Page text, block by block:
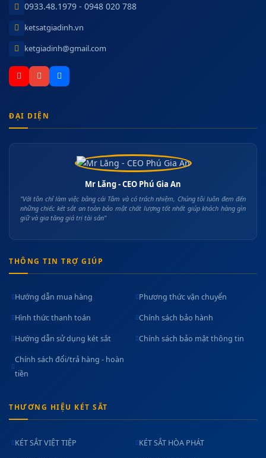
0933.48.1979 - 0948 020 788
ketsatgiadinh.vn
ketgiadinh@gmail.com
ĐẠI DIỆN
Mr Lăng - CEO Phú Gia An
"Với tôn chỉ làm việc bằng cái Tâm và có trách nhiệm, Chúng tôi luôn đem đến
những chiếc két sắt an toàn bảo mật chất lượng tốt nhất giúp khách hàng gìn
giữ và gia tăng giá trị tài sản"
THÔNG TIN TRỢ GIÚP
Hướng dẫn mua hàng Phương thức vận chuyển
Hình thức thanh toán Chính sách bảo hành
Hướng dẫn sử dụng két sắt Chính sách bảo mật thông tin
Chính sách đổi/trả hàng - hoàn
tiền
THƯƠNG HIỆU KÉT SẮT
KÉT SẮT VIỆT TIỆP KÉT SẮT HÒA PHÁT